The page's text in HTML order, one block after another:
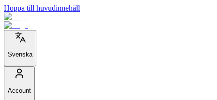
Hoppa till huvudinnehåll
Svenska
Account